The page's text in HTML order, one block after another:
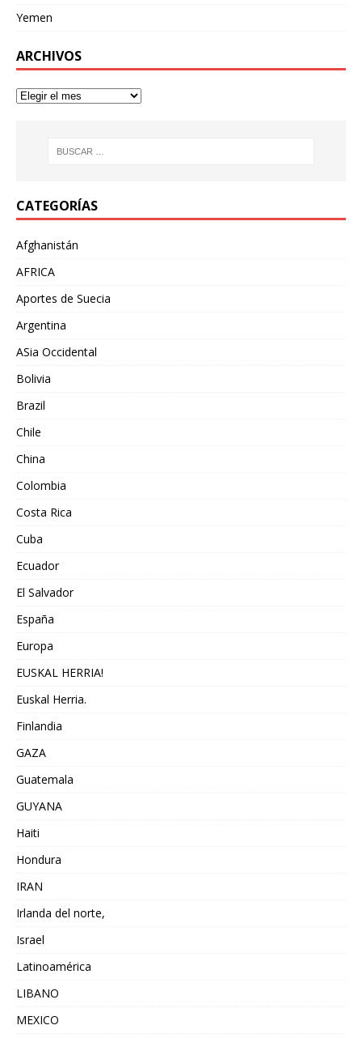
Yemen
ARCHIVOS
CATEGORÍAS
Afghanistán
AFRICA
Aportes de Suecia
Argentina
ASia Occidental
Bolivia
Brazil
Chile
China
Colombia
Costa Rica
Cuba
Ecuador
El Salvador
España
Europa
EUSKAL HERRIA!
Euskal Herria.
Finlandia
GAZA
Guatemala
GUYANA
Haiti
Hondura
IRAN
Irlanda del norte,
Israel
Latinoamérica
LIBANO
MEXICO